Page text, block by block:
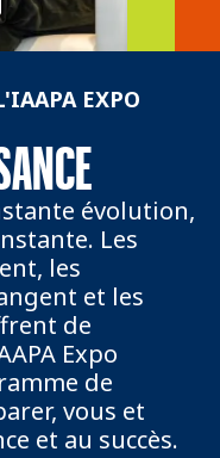
EXPO
évolution,
Les
les
et les
de
Expo
de
vous et
et au succès.